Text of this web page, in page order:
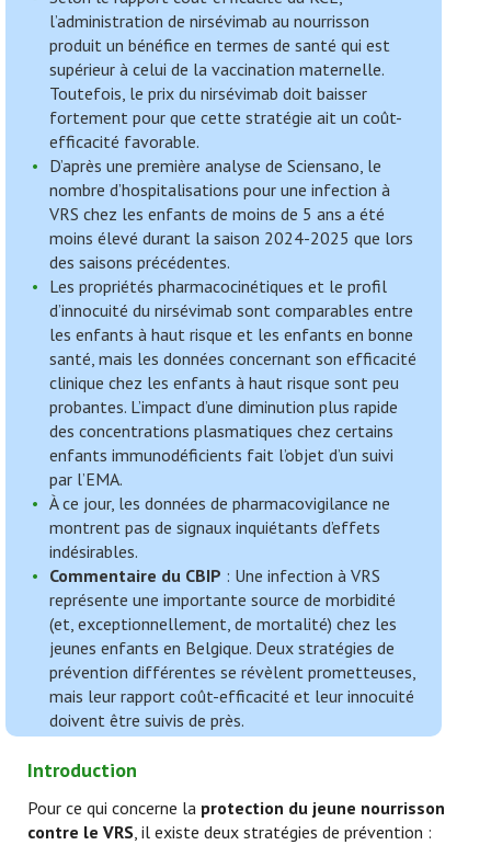
l’administration de nirsévimab au nourrisson
produit un bénéfice en termes de santé qui est
supérieur à celui de la vaccination maternelle.
Toutefois, le prix du nirsévimab doit baisser
fortement pour que cette stratégie ait un coût-
efficacité favorable.
D’après une première analyse de Sciensano, le
nombre d’hospitalisations pour une infection à
VRS chez les enfants de moins de 5 ans a été
moins élevé durant la saison 2024-2025 que lors
des saisons précédentes.
Les propriétés pharmacocinétiques et le profil
d’innocuité du nirsévimab sont comparables entre
les enfants à haut risque et les enfants en bonne
santé, mais les données concernant son efficacité
clinique chez les enfants à haut risque sont peu
probantes. L’impact d’une diminution plus rapide
des concentrations plasmatiques chez certains
enfants immunodéficients fait l’objet d’un suivi
par l’EMA.
À ce jour, les données de pharmacovigilance ne
montrent pas de signaux inquiétants d’effets
indésirables.
Commentaire du CBIP : Une infection à VRS
représente une importante source de morbidité
(et, exceptionnellement, de mortalité) chez les
jeunes enfants en Belgique. Deux stratégies de
prévention différentes se révèlent prometteuses,
mais leur rapport coût-efficacité et leur innocuité
doivent être suivis de près.
Introduction
Pour ce qui concerne la protection du jeune nourrisson
contre le VRS, il existe deux stratégies de prévention :